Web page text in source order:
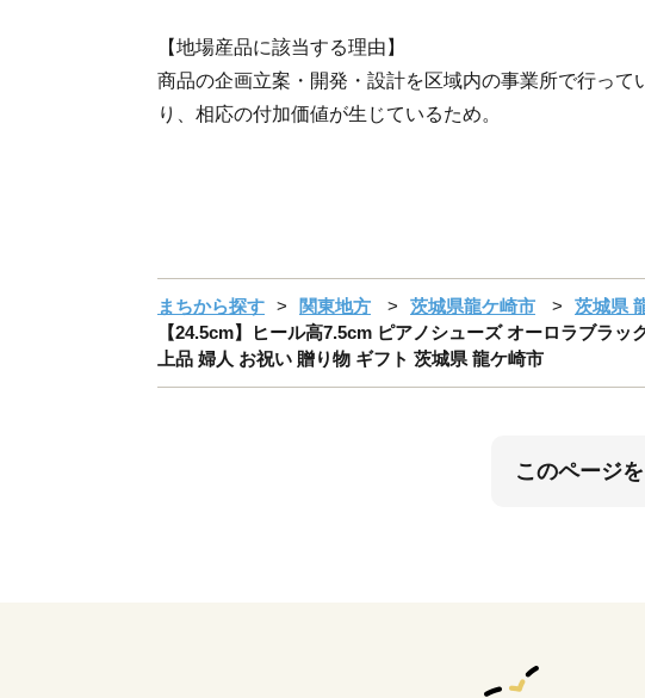
【地場産品に該当する理由】
商品の企画立案・開発・設計を区域内の事業所で行って
り、相応の付加価値が生じているため。
まちから探す 関東地方 茨城県龍ケ崎市
茨城県
【24.5cm】ヒール高7.5cm ピアノシューズ オーロラブラ
上品 婦人 お祝い 贈り物 ギフト 茨城県 龍ケ崎市
このページ